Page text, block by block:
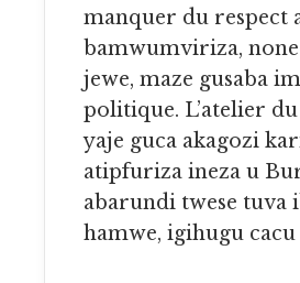
manquer du respect
bamwumviriza, none
jewe, maze gusaba
politique. L’atelier
yaje guca akagozi
atipfuriza ineza u
abarundi twese
hamwe, igihugu